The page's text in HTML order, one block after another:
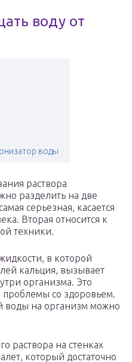
воду от
воды
раствора
разделить на две
серьезная, касается
Вторая относится к
техники.
в которой
кальция, вызывает
организма. Это
со здоровьем.
воды на организм можно
раствора на стенках
который достаточно